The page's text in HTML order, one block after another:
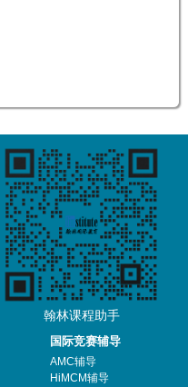
翰林课程助手
国际竞赛辅导
AMC辅导
HiMCM辅导